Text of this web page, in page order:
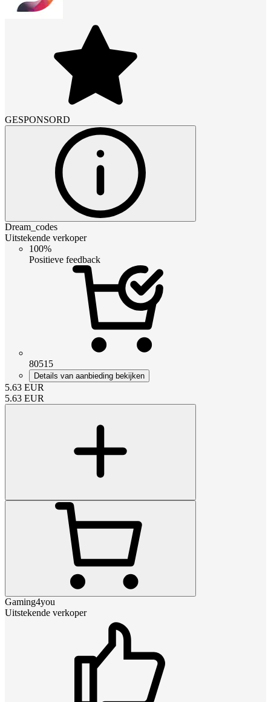
GESPONSORD
Dream_codes
Uitstekende verkoper
100%
Positieve feedback
80515
Details van aanbieding bekijken
5.63 EUR
5.63 EUR
Gaming4you
Uitstekende verkoper